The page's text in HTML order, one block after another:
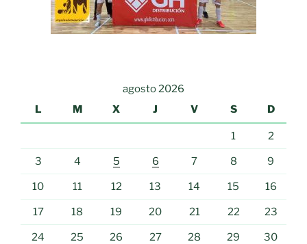
agosto 2026
L
M X J V S D
1 2
3 4 5 6 7 8 9
10 11 12 13 14 15 16
17 18 19 20 21 22 23
24 25 26 27 28 29 30